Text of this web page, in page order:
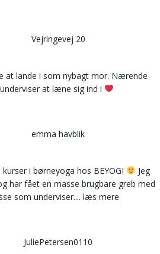
Vejringevej 20
at lande i som nybagt mor. Nærende
at læne sig ind i
emma havblik
i børneyoga hos BEYOGI
Jeg
har fået en masse brugbare greb med
som underviser.... læs mere
JuliePetersen0110